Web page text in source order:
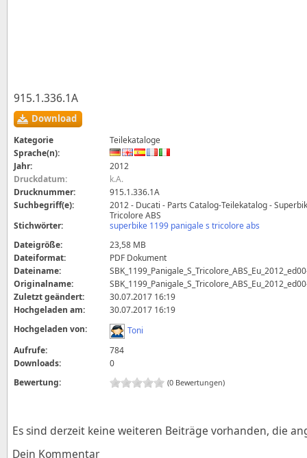
915.1.336.1A
Download
Kategorie
Teilekataloge
Sprache(n):
Jahr:
2012
Druckdatum:
k.A.
Drucknummer:
915.1.336.1A
Suchbegriff(e):
2012 - Ducati - Parts Catalog-Teilekatalog -
Tricolore ABS
Stichwörter:
superbike 1199 panigale s tricolore abs
Dateigröße:
23,58 MB
Dateiformat:
PDF Dokument
Dateiname:
Originalname:
Zuletzt geändert:
30.07.2017 16:19
Hochgeladen am:
30.07.2017 16:19
Hochgeladen von:
Toni
Aufrufe:
784
Downloads:
0
Bewertung:
(0 Bewertungen)
Es sind derzeit keine weiteren Beiträge vorhanden, die
Dein Kommentar